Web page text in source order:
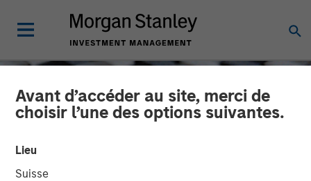
Avant d’accéder au site, merci de
choisir l’une des options suivantes.
Lieu
Suisse